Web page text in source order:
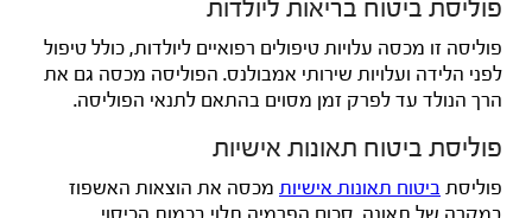
פוליסת ביטוח בריאות ליולדות
פוליסה זו מכסה עלויות טיפולים רפואיים ליולדות, כולל טיפול
לפני הלידה ועלויות שירותי אמבולנס. הפוליסה מכסה גם את
הרך הנולד עד לפרק זמן מסוים בהתאם לתנאי הפוליסה.
פוליסת ביטוח תאונות אישיות
פוליסת ביטוח תאונות אישיות מכסה את הוצאות האשפוז